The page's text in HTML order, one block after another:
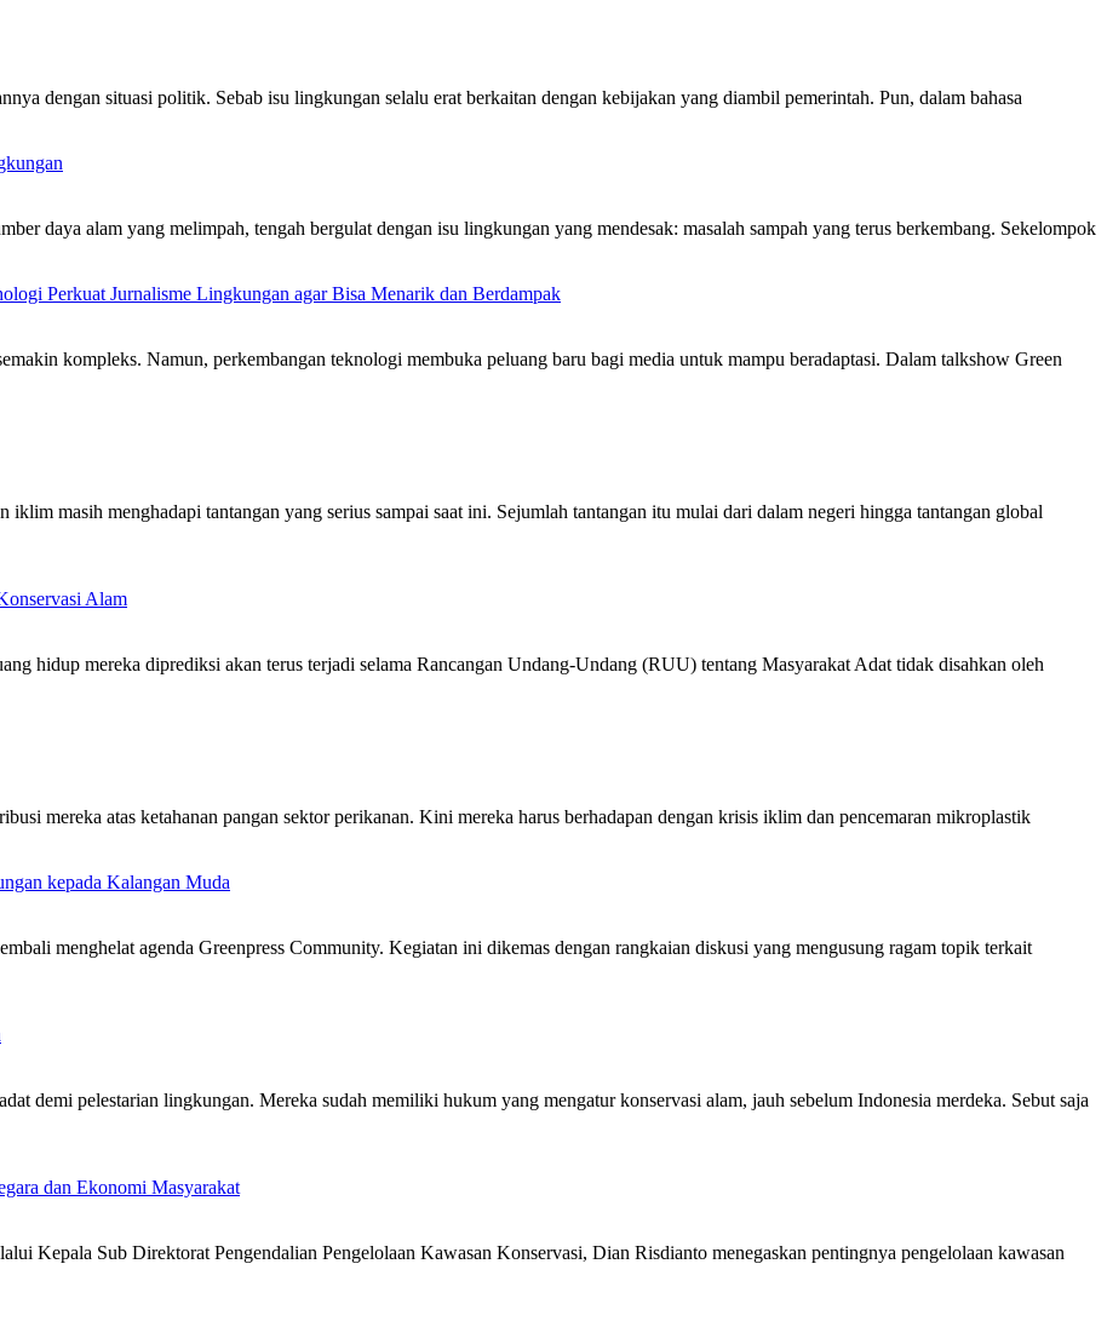
dengan situasi politik. Sebab isu lingkungan selalu erat berkaitan dengan kebijakan yang diambil pemerintah. Pun, dalam bahasa
daya alam yang melimpah, tengah bergulat dengan isu lingkungan yang mendesak: masalah sampah yang terus berkembang. Sekelompok
Perkuat Jurnalisme Lingkungan agar Bisa Menarik dan Berdampak
kompleks. Namun, perkembangan teknologi membuka peluang baru bagi media untuk mampu beradaptasi. Dalam talkshow Green
masih menghadapi tantangan yang serius sampai saat ini. Sejumlah tantangan itu mulai dari dalam negeri hingga tantangan global
Alam
hidup mereka diprediksi akan terus terjadi selama Rancangan Undang-Undang (RUU) tentang Masyarakat Adat tidak disahkan oleh
mereka atas ketahanan pangan sektor perikanan. Kini mereka harus berhadapan dengan krisis iklim dan pencemaran mikroplastik
kepada Kalangan Muda
menghelat agenda Greenpress Community. Kegiatan ini dikemas dengan rangkaian diskusi yang mengusung ragam topik terkait
demi pelestarian lingkungan. Mereka sudah memiliki hukum yang mengatur konservasi alam, jauh sebelum Indonesia merdeka. Sebut saja
dan Ekonomi Masyarakat
Kepala Sub Direktorat Pengendalian Pengelolaan Kawasan Konservasi, Dian Risdianto menegaskan pentingnya pengelolaan kawasan